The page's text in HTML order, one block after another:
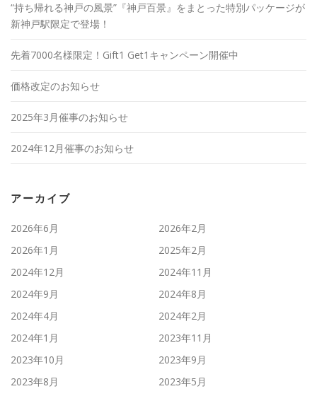
“持ち帰れる神戸の風景”『神戸百景』をまとった特別パッケージが
新神戸駅限定で登場！
先着7000名様限定！Gift1 Get1キャンペーン開催中
価格改定のお知らせ
2025年3月催事のお知らせ
2024年12月催事のお知らせ
アーカイブ
2026年6月
2026年2月
2026年1月
2025年2月
2024年12月
2024年11月
2024年9月
2024年8月
2024年4月
2024年2月
2024年1月
2023年11月
2023年10月
2023年9月
2023年8月
2023年5月